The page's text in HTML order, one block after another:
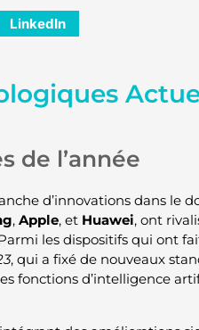
LinkedIn
de l’année
d’innovations dans le
, Apple, et Huawei, ont
les dispositifs qui ont
, qui a fixé de nouveaux
fonctions d’intelligence